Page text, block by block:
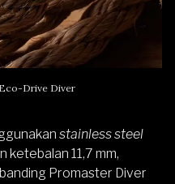
Drive Diver
stainless steel
ketebalan 11,7 mm,
Promaster Diver